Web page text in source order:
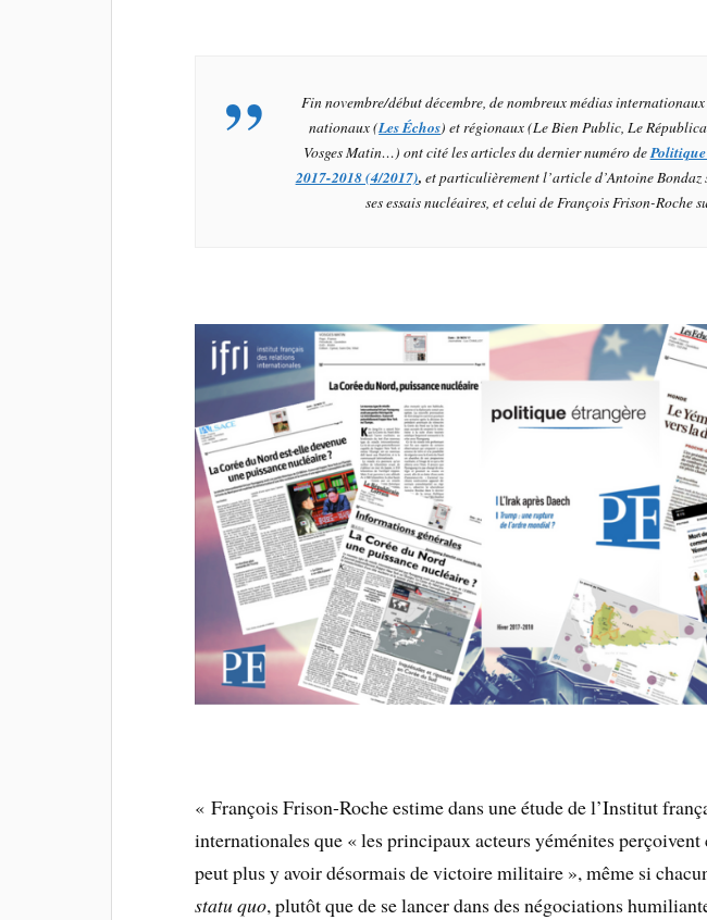
Fin novembre/début décembre, de nombreux médias
nationaux (Les Échos) et régionaux (Le Bien Public,Le
Vosges Matin…) ont cité les articles du dernier numéro de
2017-2018 (4/2017), et particulièrement l’article d’Antoine Bondaz
ses essais nucléaires, et celui de François Frison-Roche
« François Frison-Roche estime dans une étude de l’Institut
internationales que « les principaux acteurs yéménites perçoivent
peut plus y avoir désormais de victoire militaire », même si
statu quo, plutôt que de se lancer dans des négociations